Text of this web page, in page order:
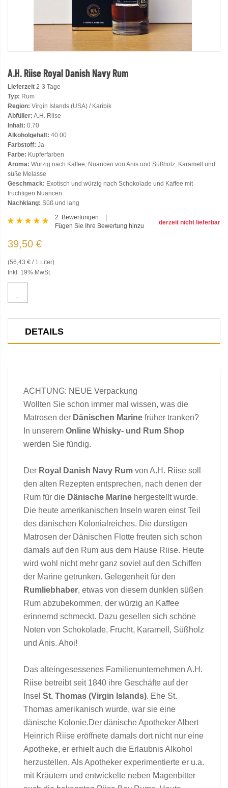
A.H. Riise Royal Danish Navy Rum
Lieferzeit 2-3 Tage
Typ: Rum
Region: Virgin Islands (USA) / Karibik
Abfüller: A.H. Riise
Inhalt: 0.70
Alkoholgehalt: 40.00
Farbstoff: Ja
Farbe: Kupferfarben
Aroma: Würzig nach Kaffee, Nuancen von Anis und Süßholz, Karamell und
süße Melasse
Geschmack: Exotisch und würzig nach Schokolade und Kaffee mit
fruchtigen Nuancen
Nachklang: Süß und lang
derzeit nicht lieferbar
Bewertung:
2
Bewertungen
Fügen Sie Ihre Bewertung hinzu
39,50 €
(56,43 € / 1 Liter)
Inkl. 19% MwSt.
DETAILS
ACHTUNG: NEUE Verpackung
Wollten Sie schon immer mal wissen, was die
Matrosen der Dänischen Marine früher tranken?
In unserem Online Whisky- und Rum Shop
werden Sie fündig.
Der Royal Danish Navy Rum von A.H. Riise soll
den alten Rezepten entsprechen, nach denen der
Rum für die Dänische Marine hergestellt wurde.
Die heute amerikanischen Inseln waren einst Teil
des dänischen Kolonialreiches. Die durstigen
Matrosen der Dänischen Flotte freuten sich schon
damals auf den Rum aus dem Hause Riise. Heute
wird wohl nicht mehr ganz soviel auf den Schiffen
der Marine getrunken. Gelegenheit für den
Rumliebhaber, etwas von diesem dunklen süßen
Rum abzubekommen, der würzig an Kaffee
erinnernd schmeckt. Dazu gesellen sich schöne
Noten von Schokolade, Frucht, Karamell, Süßholz
und Anis. Ahoi!
Das alteingesessenes Familienunternehmen A.H.
Riise betreibt seit 1840 ihre Geschäfte auf der
Insel St. Thomas (Virgin Islands). Ehe St.
Thomas amerikanisch wurde, war sie eine
dänische Kolonie.Der dänische Apotheker Albert
Heinrich Riise eröffnete damals dort nicht nur eine
Apotheke, er erhielt auch die Erlaubnis Alkohol
herzustellen. Als Apotheker experimentierte er u.a.
mit Kräutern und entwickelte neben Magenbitter